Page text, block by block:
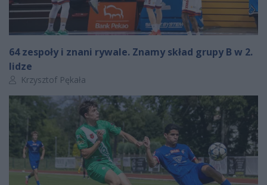
64 zespoły i znani rywale. Znamy skład grupy B w 2.
lidze
Autor artykułu:
Krzysztof Pękała